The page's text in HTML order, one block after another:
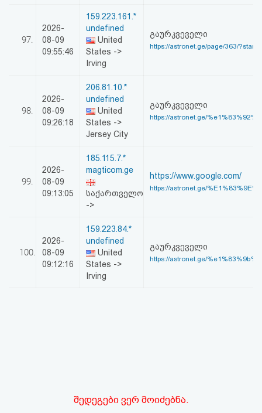
97.
2026-
08-09
09:55:46
159.223.161.*
undefined
United
States ->
Irving
გაურკვეველი
https://astronet.ge/page/363/
98.
2026-
08-09
09:26:18
206.81.10.*
undefined
United
States ->
Jersey City
გაურკვეველი
https://astronet.ge/
99.
2026-
08-09
09:13:05
185.115.7.*
magticom.ge
საქართველო
->
https://www.google.com/
https://astronet.ge/
100.
2026-
08-09
09:12:16
159.223.84.*
undefined
United
States ->
Irving
გაურკვეველი
https://astronet.ge/
შედეგები ვერ მოიძებნა.